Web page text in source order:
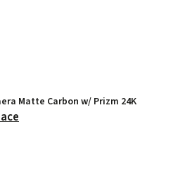
Matte Carbon w/ Prizm 24K